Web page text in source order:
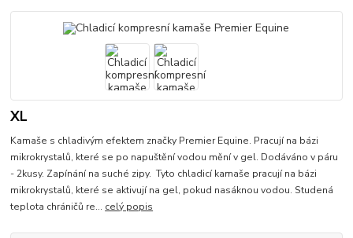
XL
Kamaše s chladivým efektem značky Premier Equine. Pracují na bázi
mikrokrystalů, které se po napuštění vodou mění v gel. Dodáváno v páru
- 2kusy. Zapínání na suché zipy. Tyto chladicí kamaše pracují na bázi
mikrokrystalů, které se aktivují na gel, pokud nasáknou vodou. Studená
teplota chráničů re... celý popis